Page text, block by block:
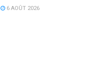
6 AOÛT 2026